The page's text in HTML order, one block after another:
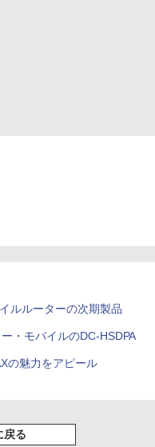
ルルーターの次期製品
・モバイルのDC-HSDPA
の魅力をアピール
戻る